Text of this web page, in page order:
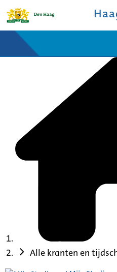
Bronnen en collecties
Alle kranten en